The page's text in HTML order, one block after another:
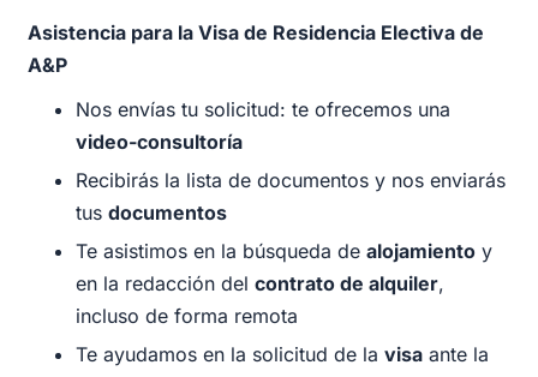
Asistencia para la Visa de Residencia Electiva de
A&P
Nos envías tu solicitud: te ofrecemos una
video-consultoría
Recibirás la lista de documentos y nos enviarás
tusdocumentos
Te asistimos en la búsqueda dealojamiento y
en la redacción delcontrato de alquiler,
incluso de forma remota
Te ayudamos en la solicitud de lavisa ante la